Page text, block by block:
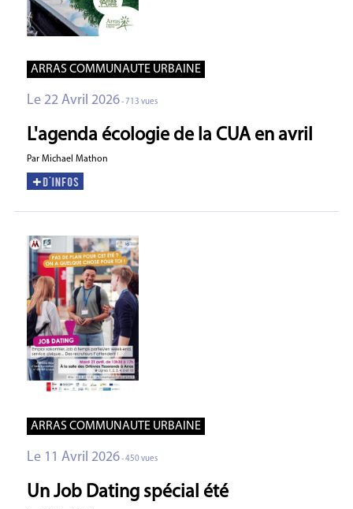
ARRAS COMMUNAUTE URBAINE
Le 22 Avril 2026- 713 vues
L'agenda écologie de la CUA en avril
Par Michael Mathon
ARRAS COMMUNAUTE URBAINE
Le 11 Avril 2026- 450 vues
Un Job Dating spécial été